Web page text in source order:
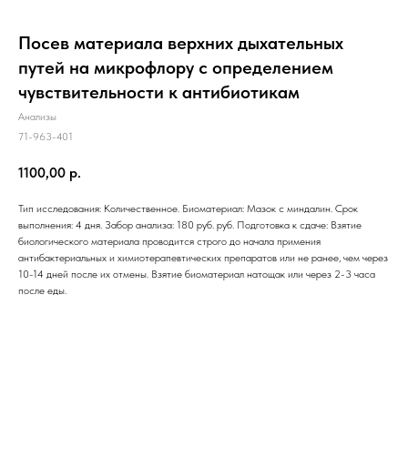
Посев материала верхних дыхательных
путей на микрофлору с определением
чувcтвительности к антибиотикам
Анализы
71-963-401
1100,00 р.
Тип исследования: Количественное. Биоматериал: Мазок с миндалин. Срок
выполнения: 4 дня. Забор анализа: 180 руб. руб. Подготовка к сдаче: Взятие
биологического материала проводится строго до начала примения
антибактериальных и химиотерапевтических препаратов или не ранее, чем через
10-14 дней после их отмены. Взятие биоматериал натощак или через 2-3 часа
после еды.